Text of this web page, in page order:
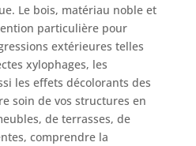
Le bois, matériau noble et
particulière pour
extérieures telles
xylophages, les
les effets décolorants des
soin de vos structures en
de terrasses, de
comprendre la